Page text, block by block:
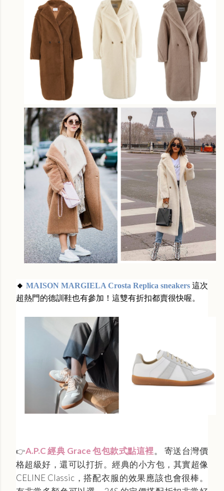
🔸 MAISON MARGIELA Crosta Replica sneakers 這次
超熱門的德訓鞋也有參加！這雙有折扣都賣很快喔。
👉A.P.C 經典 Grace 包包款式點這裡。 寄送台灣價
格超級好，還可以打折。經典的小方包，其實超像
CELINE Classic，搭配衣服的效果應該也會很棒。